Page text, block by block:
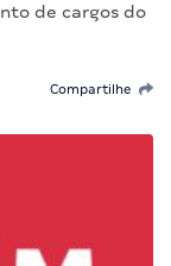
de cargos do
Compartilhe